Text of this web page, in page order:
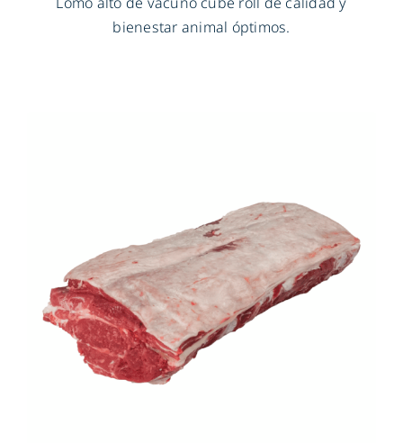
bienestar animal óptimos.